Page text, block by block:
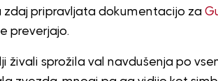
zdaj pripravljata dokumentacijo za
preverjajo.
živali sprožila val navdušenja po